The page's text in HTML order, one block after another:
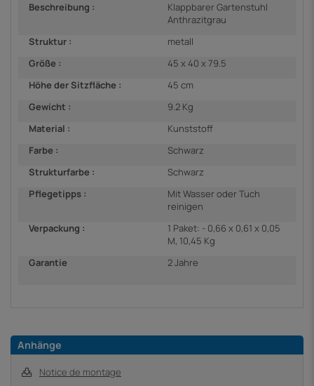
Beschreibung :
Klappbarer Gartenstuhl
Anthrazitgrau
Struktur :
metall
Größe :
45 x 40 x 79.5
Höhe der Sitzfläche :
45 cm
Gewicht :
9.2 Kg
Material :
Kunststoff
Farbe :
Schwarz
Strukturfarbe :
Schwarz
Pflegetipps :
Mit Wasser oder Tuch
reinigen
Verpackung :
1 Paket: - 0,66 x 0,61 x 0,05
M, 10,45 Kg
Garantie
2 Jahre
Anhänge
Notice de montage